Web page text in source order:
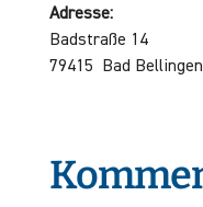
Adresse:
Badstraße 14
79415 Bad Bellingen